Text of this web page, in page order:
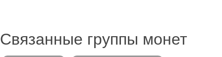
Связанные группы монет